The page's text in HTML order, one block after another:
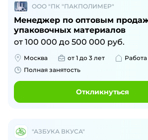
ООО "ПК "ПАКПОЛИМЕР"
Менеджер по оптовым
упаковочных материалов
от 100 000 до 500 000 руб.
Москва от 1 до 3 лет
Полная занятость
Откликнуться
"АЗБУКА ВКУСА"